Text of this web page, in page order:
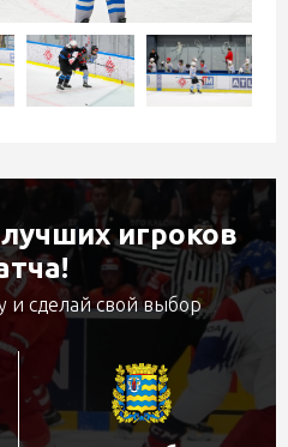
игроков
и сделай свой выбор